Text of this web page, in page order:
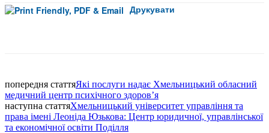
Друкувати
попередня статтяЯкі послуги надає Хмельницький обласний
медичний центр психічного здоров’я
наступна статтяХмельницький університет управління та
права імені Леоніда Юзькова: Центр юридичної, управлінської
та економічної освіти Поділля